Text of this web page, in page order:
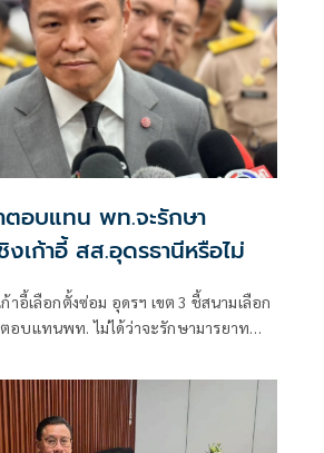
อบแทน พท.จะรักษา
งเก้าอี้ สส.อุดรธานีหรือไม่
าอี้เลือกตั้งซ่อม อุดรฯ เขต 3 ชี้สนามเลือก